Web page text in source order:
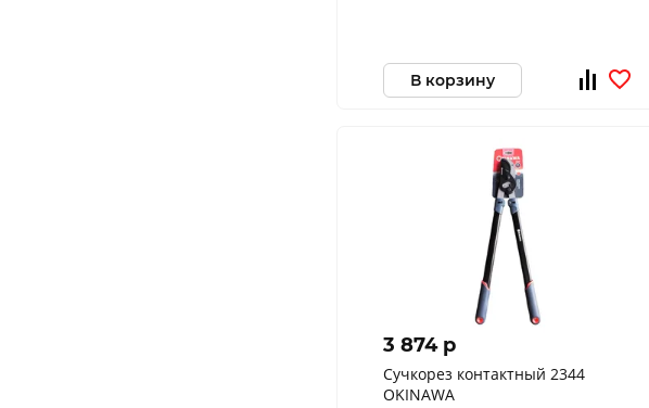
В корзину
3 874 p
Сучкорез контактный 2344
OKINAWA